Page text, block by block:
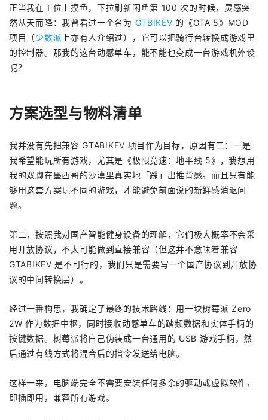
正当我在工位上摸鱼，下拉刷新闲鱼第 100 次的时候，灵感突
然从天而降：我曾看过一个名为 GTBIKEV 的《GTA 5》MOD
项目（少数派 上亦有人介绍过），它可以把骑行台转换成游戏里
的控制器。那我的这台动感单车，能不能也变成一台游戏机外设
呢？
方案选型与物料清单
我并没有先把兼容 GTABIKEV 项目作为目标，原因有二：一是
我希望能玩所有游戏，尤其是《极限竞速：地平线 5》，我想用
我的双脚在墨西哥的沙漠里真实地「踩」出推背感。而且只有能
够用这套方案玩不同的游戏，才能避免前面说的新鲜感消退问
题。
第二，按照我对国产智能健身设备的理解，它们极大概率不会采
用开放协议，不太可能做到直接兼容（但这并不意味着兼容
GTABIKEV 是不可行的，我们只是需要写一个国产协议到开放协
议的中间转换层）。
经过一番构思，我确定了最终的技术路线：用一块树莓派 Zero
2W 作为数据中枢，同时接收动感单车的踏频数据和实体手柄的
按键数据。树莓派将自己伪装成一台通用的 USB 游戏手柄，然
后通过有线方式将混合后的指令发送给电脑。
这样一来，电脑端完全不需要安装任何多余的驱动或虚拟软件，
即插即用，兼容所有游戏。